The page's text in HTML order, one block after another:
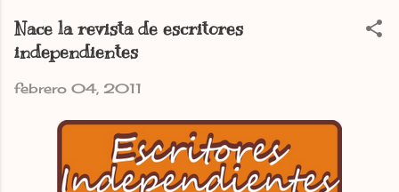
Nace la revista de escritores
independientes
febrero 04, 2011